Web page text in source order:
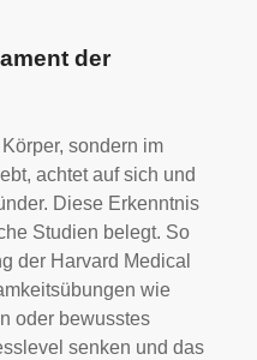
der
sondern im
achtet auf sich und
Diese Erkenntnis
Studien belegt. So
der Harvard Medical
wie
oder bewusstes
senken und das